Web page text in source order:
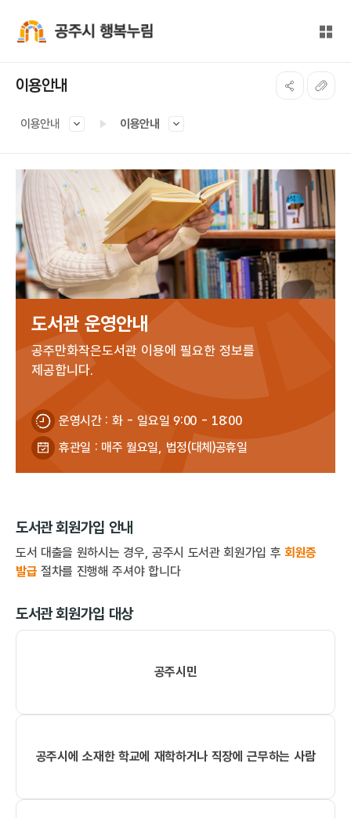
전체
이용안내
이용안내 이용안내
도서관 운영안내
공주만화작은도서관 이용에 필요한 정보를
제공합니다.
운영시간 : 화 - 일요일 9:00 - 18:00
휴관일 : 매주 월요일, 법정(대체)공휴일
도서관 회원가입 안내
도서 대출을 원하시는 경우, 공주시 도서관 회원가입 후회원증
발급 절차를 진행해 주셔야 합니다
도서관 회원가입 대상
공주시민
공주시에 소재한 학교에 재학하거나 직장에 근무하는 사람